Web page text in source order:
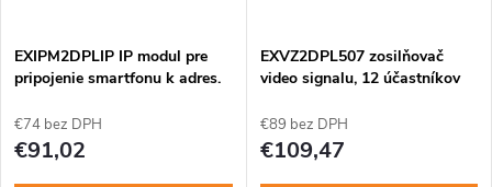
EXIPM2DPLIP IP modul pre
pripojenie smartfonu k adres.
€74 bez DPH
€91,02
EXVZ2DPL507 zosilňovač
video signalu, 12 účastníkov
€89 bez DPH
€109,47